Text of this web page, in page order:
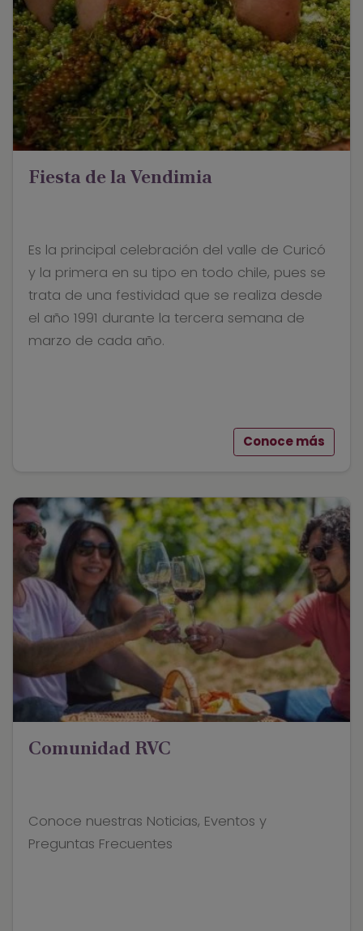
Fiesta de la Vendimia
Es la principal celebración del valle de Curicó
y la primera en su tipo en todo chile, pues se
trata de una festividad que se realiza desde
el año 1991 durante la tercera semana de
marzo de cada año.
Conoce más
Comunidad RVC
Conoce nuestras Noticias, Eventos y
Preguntas Frecuentes